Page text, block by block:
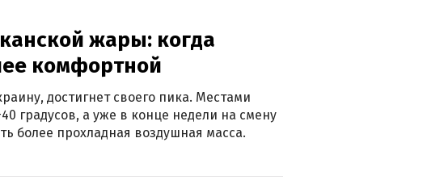
жары: когда
комфортной
достигнет своего пика. Местами
градусов, а уже в конце недели на смену
более прохладная воздушная масса.